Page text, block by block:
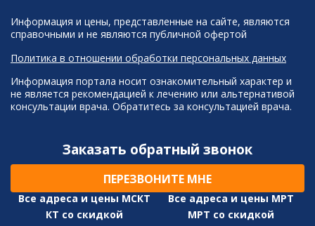
Информация и цены, представленные на сайте, являются
справочными и не являются публичной офертой
Политика в отношении обработки персональных данных
Информация портала носит ознакомительный характер и
не является рекомендацией к лечению или альтернативой
консультации врача. Обратитесь за консультацией врача.
Заказать обратный звонок
ПЕРЕЗВОНИТЕ МНЕ
Все адреса и цены МСКТ
Все адреса и цены МРТ
КТ со скидкой
МРТ со скидкой